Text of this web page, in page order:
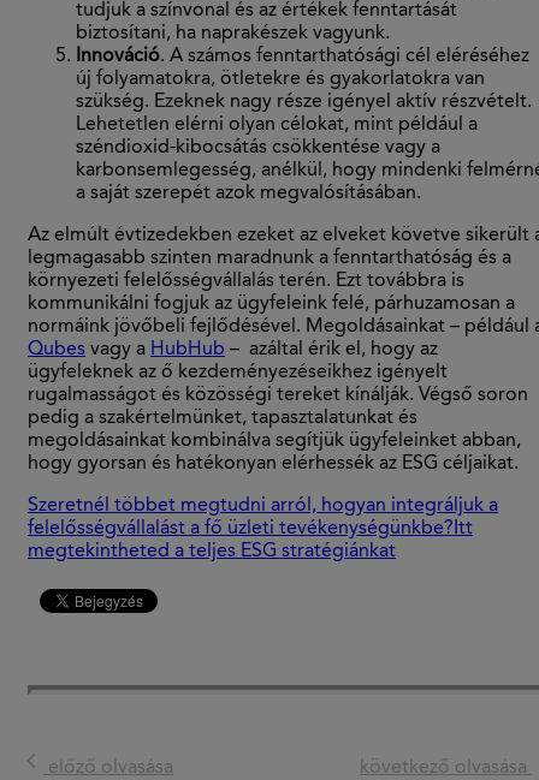
tudjuk a színvonal és az értékek fenntartását
biztosítani, ha naprakészek vagyunk.
Innováció. A számos fenntarthatósági cél eléréséhez
új folyamatokra, ötletekre és gyakorlatokra van
szükség. Ezeknek nagy része igényel aktív részvételt.
Lehetetlen elérni olyan célokat, mint például a
széndioxid-kibocsátás csökkentése vagy a
karbonsemlegesség, anélkül, hogy mindenki
a saját szerepét azok megvalósításában.
Az elmúlt évtizedekben ezeket az elveket követve sikerült
legmagasabb szinten maradnunk a fenntarthatóság és a
környezeti felelősségvállalás terén. Ezt továbbra is
kommunikálni fogjuk az ügyfeleink felé, párhuzamosan a
normáink jövőbeli fejlődésével. Megoldásainkat – például
Qubes vagy a HubHub – azáltal érik el, hogy az
ügyfeleknek az ő kezdeményezéseikhez igényelt
rugalmasságot és közösségi tereket kínálják. Végső soron
pedig a szakértelmünket, tapasztalatunkat és
megoldásainkat kombinálva segítjük ügyfeleinket abban,
hogy gyorsan és hatékonyan elérhessék az ESG céljaikat.
Szeretnél többet megtudni arról, hogyan integráljuk a
felelősségvállalást a fő üzleti tevékenységünkbe?Itt
megtekintheted a teljes ESG stratégiánkat
előző olvasása következő olvasása